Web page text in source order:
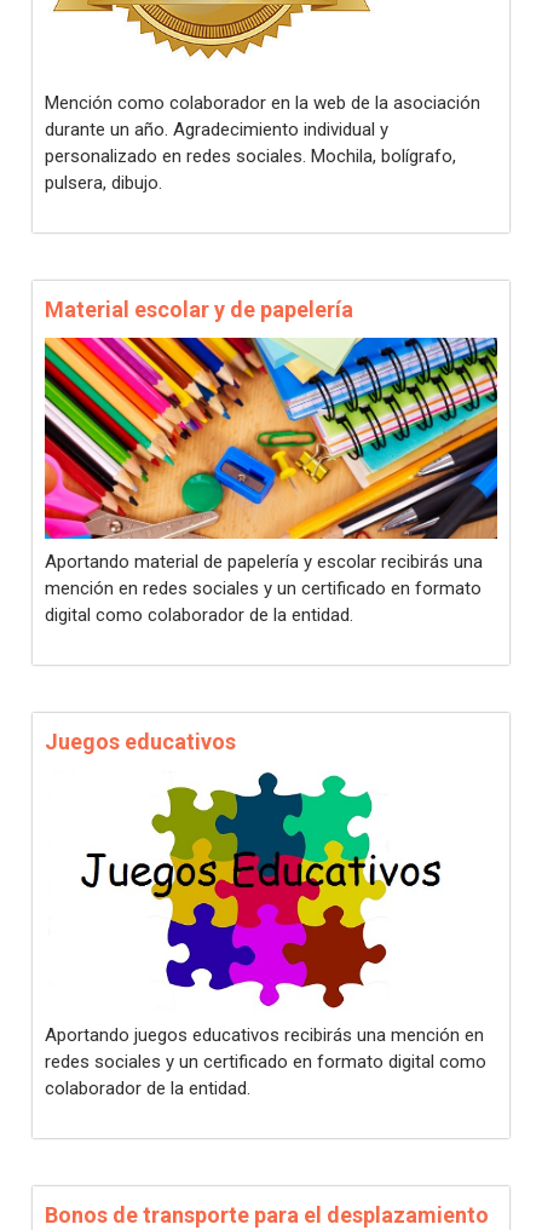
Mención como colaborador en la web de la asociación
durante un año. Agradecimiento individual y
personalizado en redes sociales. Mochila, bolígrafo,
pulsera, dibujo.
Material escolar y de papelería
Aportando material de papelería y escolar recibirás una
mención en redes sociales y un certificado en formato
digital como colaborador de la entidad.
Juegos educativos
Aportando juegos educativos recibirás una mención en
redes sociales y un certificado en formato digital como
colaborador de la entidad.
Bonos de transporte para el desplazamiento